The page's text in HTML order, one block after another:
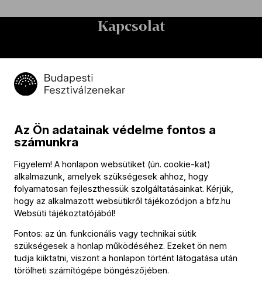
Kapcsolat
1034 Budapest,
Selmeci utca 14–16.
Jegyiroda címe:
1036 Budapest,
+36 1 489 4330
BFZ-hírlevél
Értesüljön elsőként a zenekarunkkal kapcsolatos hírekről
e-mailben!
E-mail-cím
Az Ön adatainak védelme fontos a
számunkra
Figyelem! A honlapon websütiket (ún. cookie-kat)
alkalmazunk, amelyek szükségesek ahhoz, hogy
folyamatosan fejleszthessük szolgáltatásainkat. Kérjük,
hogy az alkalmazott websütikről tájékozódjon a bfz.hu
Websüti tájékoztatójából!
Fontos: az ún. funkcionális vagy technikai sütik
szükségesek a honlap működéséhez. Ezeket ön nem
tudja kiiktatni, viszont a honlapon történt látogatása után
törölheti számítógépe böngészőjében.